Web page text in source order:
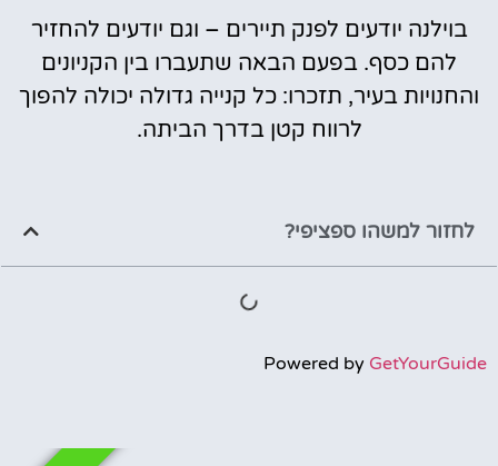
בוילנה יודעים לפנק תיירים – וגם יודעים להחזיר
להם כסף. בפעם הבאה שתעברו בין הקניונים
והחנויות בעיר, תזכרו: כל קנייה גדולה יכולה להפוך
לרווח קטן בדרך הביתה.
לחזור למשהו ספציפי?
Powered by GetYourGuide